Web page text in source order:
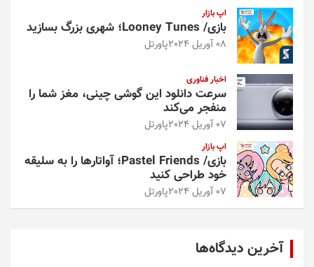
اپ بازار
بازی/ Looney Tunes؛ شهری بزرگ بسازید
08 آوریل 2024 پاورتل
اخبار فناوری
سرعت دانلود این گوشی چینی، مغز شما را
منفجر می‌کند
07 آوریل 2024 پاورتل
اپ بازار
بازی/ Pastel Friends؛ آواتارها را به سلیقه
خود طراحی کنید
07 آوریل 2024 پاورتل
آخرین دیدگاه‌ها